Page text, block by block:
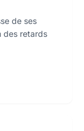
de ses
des retards